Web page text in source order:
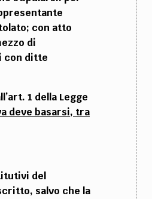
con atto
di
con ditte
1 della Legge
deve basarsi, tra
del
salvo che la